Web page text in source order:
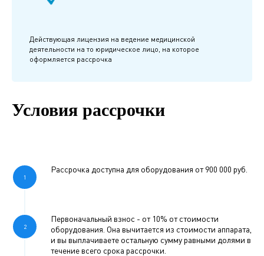
Действующая лицензия на ведение медицинской
деятельности на то юридическое лицо, на которое
оформляется рассрочка
Условия рассрочки
Рассрочка доступна для оборудования от 900 000 руб.
Первоначальный взнос - от 10% от стоимости
оборудования. Она вычитается из стоимости аппарата,
и вы выплачиваете остальную сумму равными долями в
течение всего срока рассрочки.